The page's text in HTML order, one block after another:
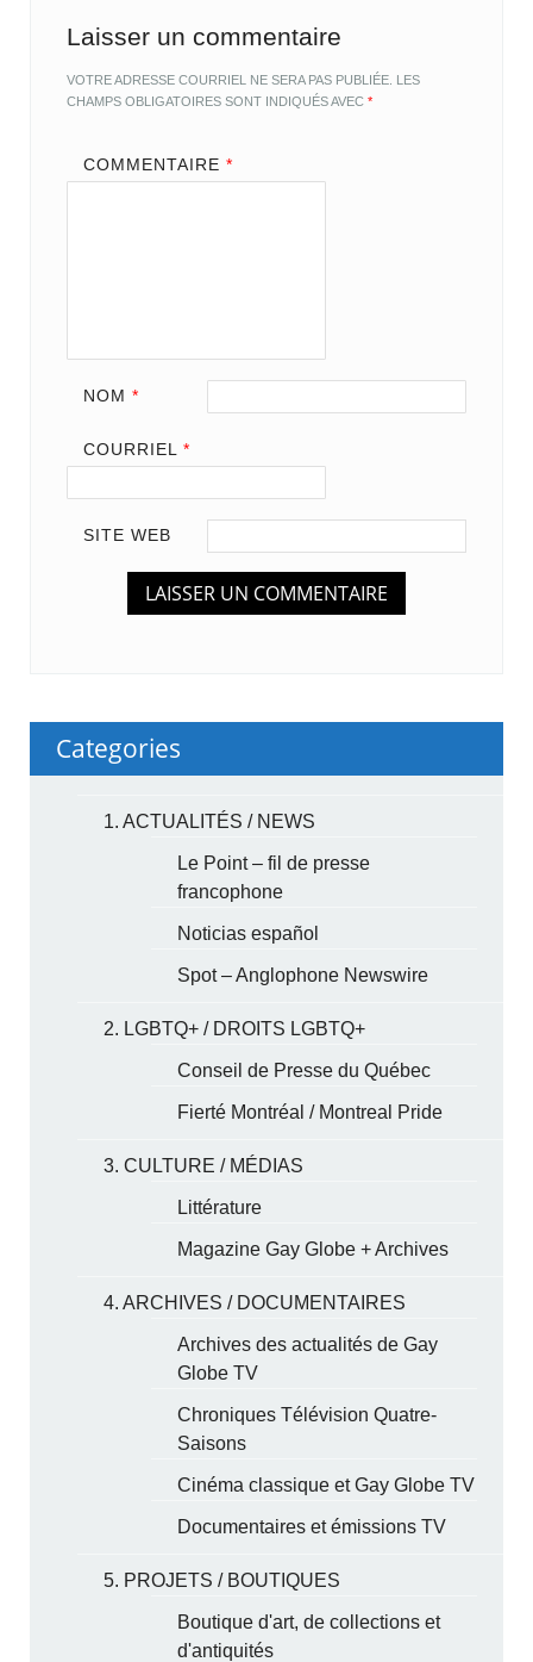
Laisser un commentaire
VOTRE ADRESSE COURRIEL NE SERA PAS PUBLIÉE. LES
CHAMPS OBLIGATOIRES SONT INDIQUÉS AVEC*
COMMENTAIRE *
NOM *
COURRIEL *
SITE WEB
Categories
1. ACTUALITÉS / NEWS
Le Point – fil de presse
francophone
Noticias español
Spot – Anglophone Newswire
2. LGBTQ+ / DROITS LGBTQ+
Conseil de Presse du Québec
Fierté Montréal / Montreal Pride
3. CULTURE / MÉDIAS
Littérature
Magazine Gay Globe + Archives
4. ARCHIVES / DOCUMENTAIRES
Archives des actualités de Gay
Globe TV
Chroniques Télévision Quatre-
Saisons
Cinéma classique et Gay Globe TV
Documentaires et émissions TV
5. PROJETS / BOUTIQUES
Boutique d'art, de collections et
d'antiquités